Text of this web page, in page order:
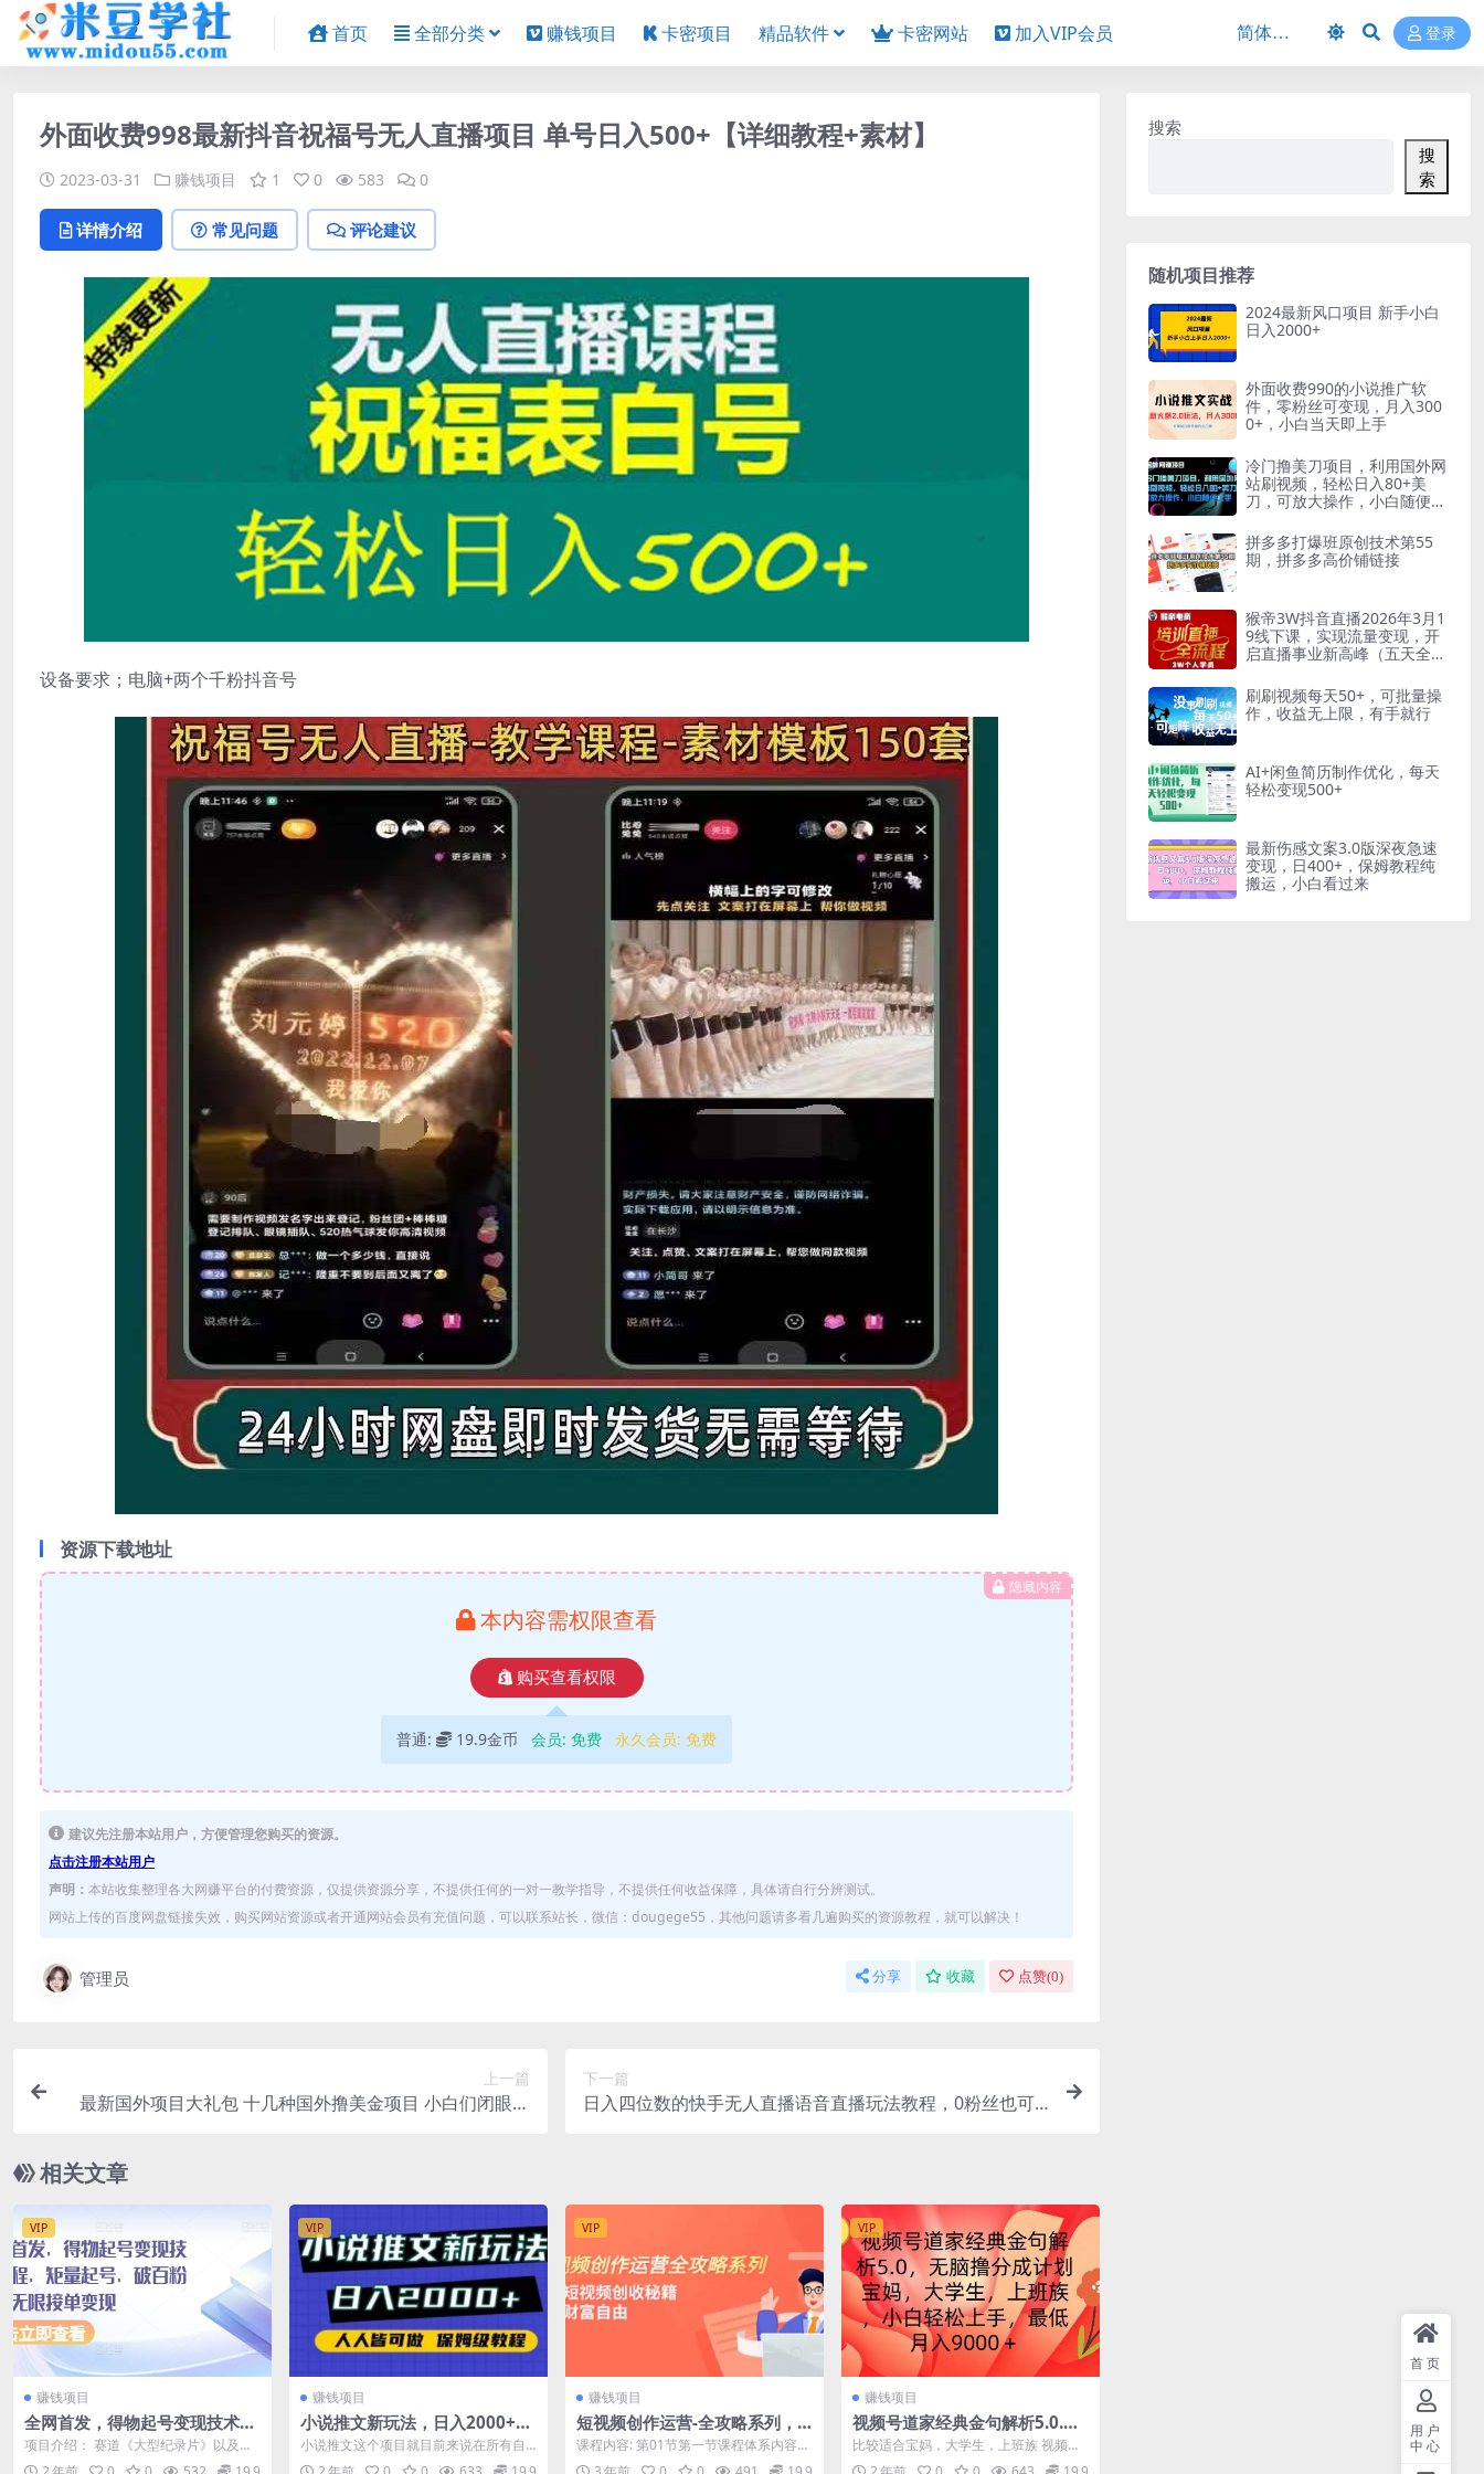
首页 全部分类 赚钱项目 卡密项目 精品软件 卡密网站 加入VIP会员 登录
外面收费998最新抖音祝福号无人直播项目 单号日入500+【详细教程+素材】
2023-03-31 赚钱项目 1 0 583 0
详情介绍 常见问题 评论建议
设备要求；电脑+两个千粉抖音号
资源下载地址
隐藏内容
本内容需权限查看
购买查看权限
普通: 19.9金币 会员: 免费 永久会员: 免费
建议先注册本站用户，方便管理您购买的资源。
点击注册本站用户
声明： 本站收集整理各大网赚平台的付费资源，仅提供资源分享，不提供任何的一对一教学指导，不提供任何收益保障，具体请自行分辨测试。
网站上传的百度网盘链接失效，购买网站资源或者开通网站会员有充值问题，可以联系站长，微信：dougege55，其他问题请多看几遍购买的资源教程，就可以解决！
管理员 分享 收藏 点赞(0)
上一篇
最新国外项目大礼包 十几种国外撸美金项目 小白们闭眼冲
下一篇
日入四位数的快手无人直播语音直播玩法教程，0粉丝也可
相关文章
VIP
赚钱项目
全网首发，得物起号变现技术教
程，矩量起号，破百粉后，无限
接单变现
项目介绍： 赛道《大型纪录片》以及
《搞怪视频》，适合矩量起号，前期流
VIP
赚钱项目
小说推文新玩法，日入2000+，
人人皆可做，保姆级教程
小说推文这个项目就目前来说在所有自
媒体项目里面其实是最简单最轻松的也
VIP
赚钱项目
短视频创作运营-全攻略系列，
掌握短视频创收秘籍，实现财富
自由（4节课）
课程内容: 第01节第一节课程体系内容详
解（1）.mp4 第02节第二节短视频的...
VIP
赚钱项目
视频号道家经典金句解析5.0.无
脑撸分成计划，小白轻松上手，
最低月入9000+
比较适合宝妈，大学生，上班族 视频号
的人群，以70后80后为主的中年人居
搜索
搜
索
随机项目推荐
2024最新风口项目 新手小白
日入2000+
外面收费990的小说推广软
件，零粉丝可变现，月入300
0+，小白当天即上手
冷门撸美刀项目，利用国外网
站刷视频，轻松日入80+美
刀，可放大操作，小白随便上
拼多多打爆班原创技术第55
期，拼多多高价铺链接
猴帝3W抖音直播2026年3月1
9线下课，实现流量变现，开
启直播事业新高峰（五天全程
刷刷视频每天50+，可批量操
作，收益无上限，有手就行
AI+闲鱼简历制作优化，每天
轻松变现500+
最新伤感文案3.0版深夜急速
变现，日400+，保姆教程纯
搬运，小白看过来
首页
用户
中心